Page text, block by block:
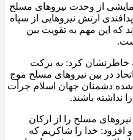
از وحدت نیروهای مسلح
ارتش نیروهایی از سپاه
که این مهم به تقویت بین
خاطرنشان کرد: به برکت
در بین نیروهای مسلح موج
دشمنان جهان اسلام جرأت
نداشته باشند.
مسلح را از ارکان
خدا را شاکریم که